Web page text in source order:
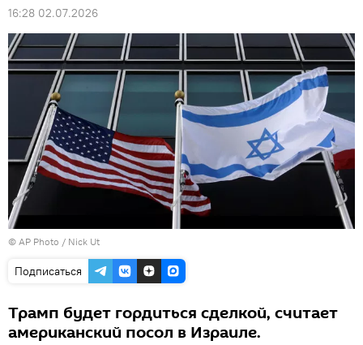
16:28 02.07.2026
© AP Photo / Nick Ut
Подписаться
Трамп будет гордиться сделкой, считает
американский посол в Израиле.